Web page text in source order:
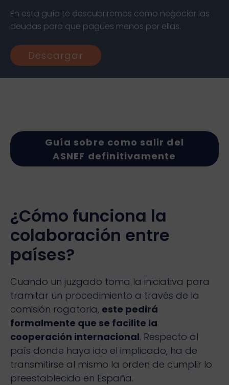
En esta guía te descubriremos como negociar las
deudas para que pagues menos por ellas.
Descargar
Guía sobre como salir del
ASNEF definitivamente
¿Cómo funciona la
colaboración entre
países?
Cuando un juzgado toma la iniciativa para
tramitar un procedimiento a través de la
comisión rogatoria, este pedirá
formalmente que se facilite la
cooperación internacional. Respecto al
país donde haya ido el implicado, ha de
transmitirse al mismo la orden de cumplir lo
preestablecido en España.